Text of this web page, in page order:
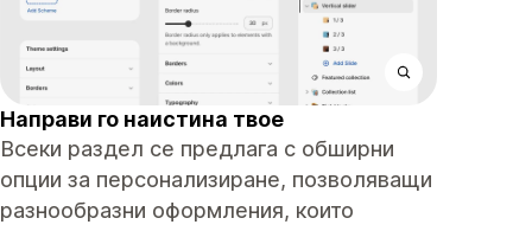
Направи го наистина твое
Всеки раздел се предлага с обширни
опции за персонализиране, позволяващи
разнообразни оформления, които